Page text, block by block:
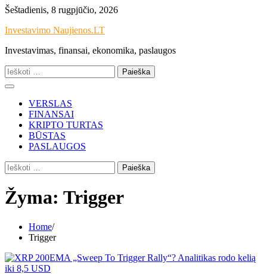
Skip
content
Šeštadienis, 8 rugpjūčio, 2026
Investavimo Naujienos.LT
Investavimas, finansai, ekonomika, paslaugos
Ieškoti:
VERSLAS
FINANSAI
KRIPTO TURTAS
BŪSTAS
PASLAUGOS
Ieškoti:
Žyma: Trigger
Home
Trigger